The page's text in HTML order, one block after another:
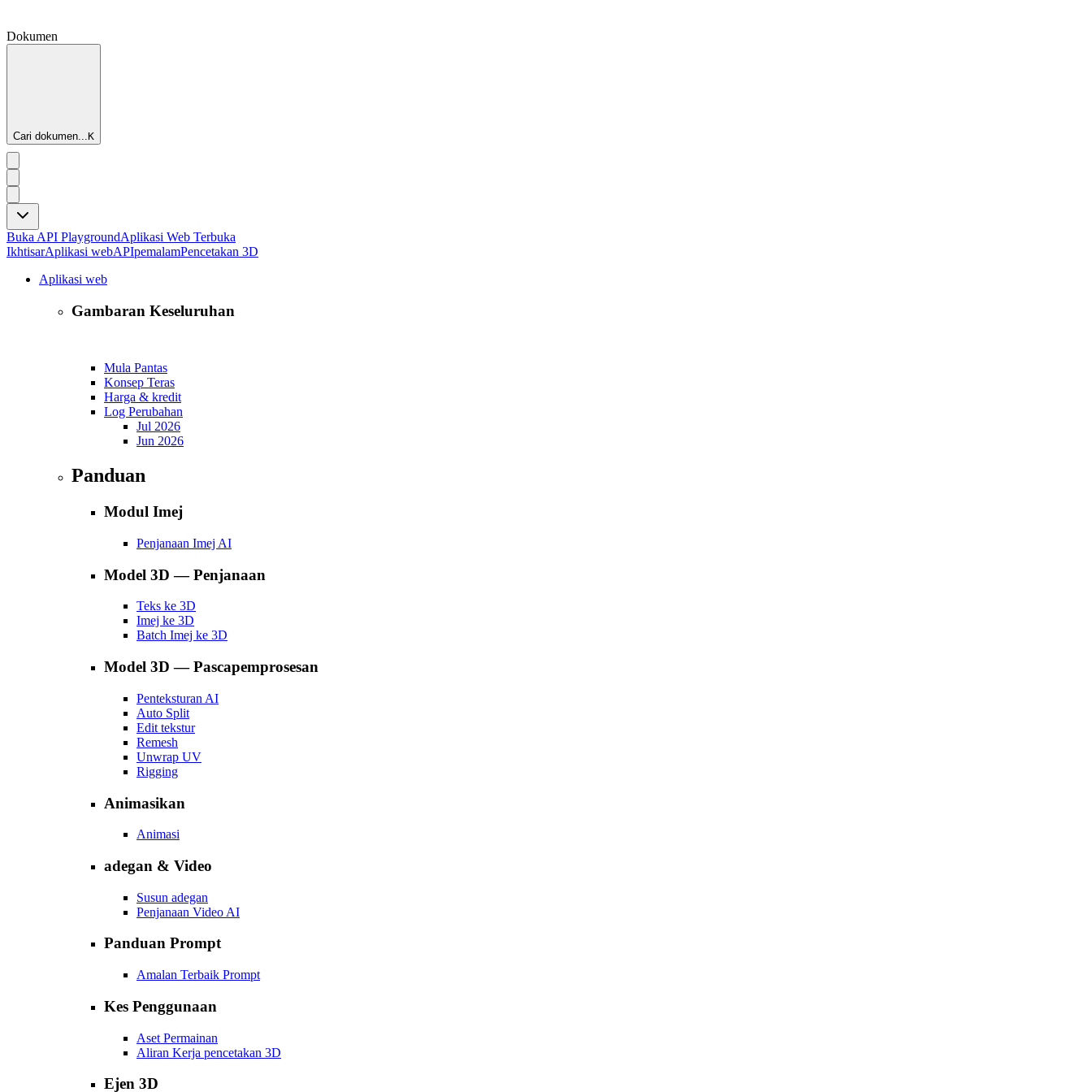
Dokumen
Cari dokumen...K
Buka API PlaygroundAplikasi Web Terbuka
IkhtisarAplikasi webAPIpemalamPencetakan 3D
Aplikasi web
Gambaran Keseluruhan
Mula Pantas
Konsep Teras
Harga & kredit
Log Perubahan
Jul 2026
Jun 2026
Panduan
Modul Imej
Penjanaan Imej AI
Model 3D — Penjanaan
Teks ke 3D
Imej ke 3D
Batch Imej ke 3D
Model 3D — Pascapemprosesan
Penteksturan AI
Auto Split
Edit tekstur
Remesh
Unwrap UV
Rigging
Animasikan
Animasi
adegan & Video
Susun adegan
Penjanaan Video AI
Panduan Prompt
Amalan Terbaik Prompt
Kes Penggunaan
Aset Permainan
Aliran Kerja pencetakan 3D
Ejen 3D